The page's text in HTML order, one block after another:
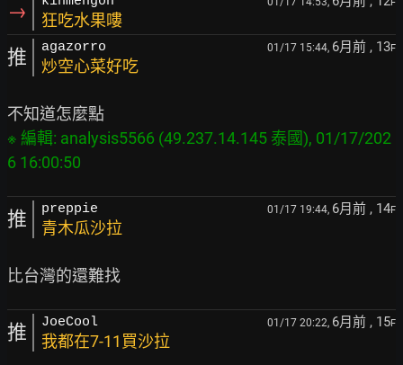
→ 狂吃水果嘍
推 agazorro 01/17 15:44, 6月前 , 13F
炒空心菜好吃
※ 編輯: analysis5566 (49.237.14.145 泰國), 01/17/202
推 preppie 01/17 19:44, 6月前 , 14F
青木瓜沙拉
推 JoeCool 01/17 20:22, 6月前 , 15F
我都在7-11買沙拉